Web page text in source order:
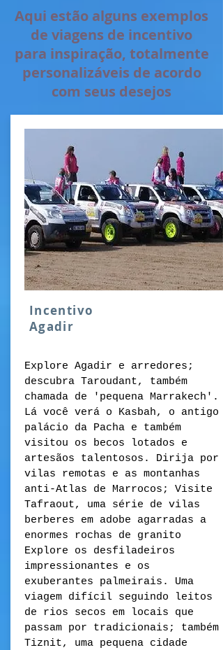
Aqui estão alguns exemplos
de viagens de incentivo
para inspiração, totalmente
personalizáveis de acordo
com seus desejos
Incentivo
Agadir
Explore Agadir e arredores;
descubra Taroudant, também
chamada de 'pequena Marrakech'.
Lá você verá o Kasbah, o antigo
palácio da Pacha e também
visitou os becos lotados e
artesãos talentosos. Dirija por
vilas remotas e as montanhas
anti-Atlas de Marrocos; Visite
Tafraout, uma série de vilas
berberes em adobe agarradas a
enormes rochas de granito
Explore os desfiladeiros
impressionantes e os
exuberantes palmeirais. Uma
viagem difícil seguindo leitos
de rios secos em locais que
passam por tradicionais; também
Tiznit, uma pequena cidade